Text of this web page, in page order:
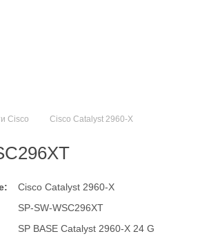
Cisco Cisco Catalyst 2960-X
Cisco Catalyst 2960-X
SP-SW-WSC296XT
SP BASE Catalyst 2960-X 24 G